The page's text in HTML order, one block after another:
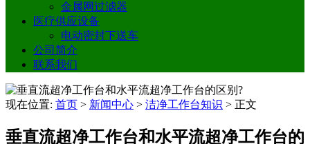
金属网过滤器
医疗供应设备
电动密封下送车
公司简介
联系我们
现在位置: 首页 > 新闻中心 > 洁净工作台知识 > 正文
垂直流超净工作台和水平流超净工作台的